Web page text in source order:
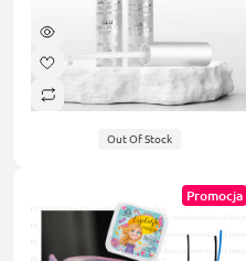
Out Of Stock
Promocja